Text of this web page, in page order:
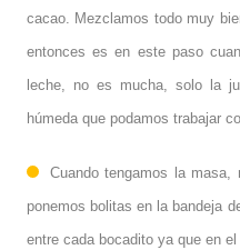
cacao. Mezclamos todo muy
entonces es en este paso
leche, no es mucha, solo la
húmeda que podamos trabajar
Cuando tengamos la
ponemos bolitas en la bandeja
entre cada bocadito ya que en